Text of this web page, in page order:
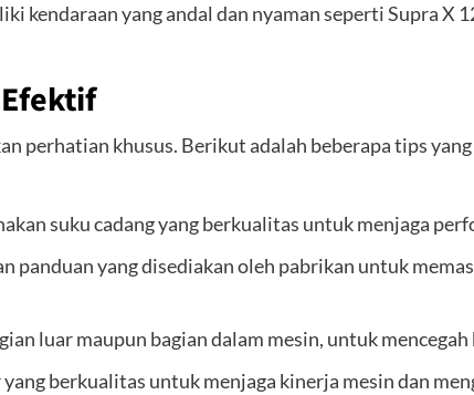
kendaraan yang andal dan nyaman seperti Supra X
perhatian khusus. Berikut adalah beberapa tips
suku cadang yang berkualitas untuk menjaga
panduan yang disediakan oleh pabrikan untuk
luar maupun bagian dalam mesin, untuk
yang berkualitas untuk menjaga kinerja mesin dan